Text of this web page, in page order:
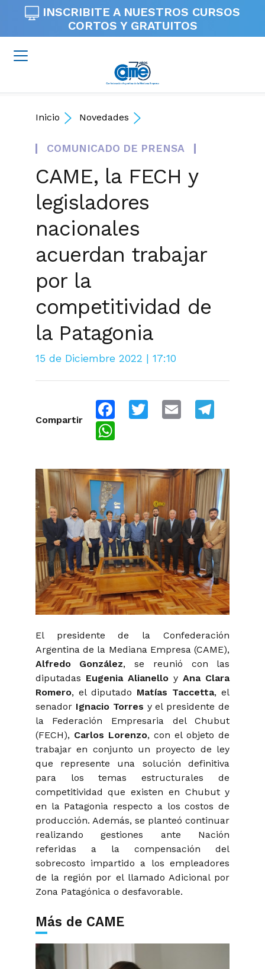
INSCRIBITE A NUESTROS CURSOS
CORTOS Y GRATUITOS
Inicio Novedades
COMUNICADO DE PRENSA
CAME, la FECH y
legisladores
nacionales
acuerdan trabajar
por la
competitividad de
la Patagonia
15 de Diciembre 2022 | 17:10
Compartir
FacebookTwitter Email
El presidente de la Confederación
Argentina de la Mediana Empresa (CAME),
Alfredo González, se reunió con las
diputadas Eugenia AlianelloyAna Clara
Romero, el diputado Matías Taccetta, el
senador Ignacio Torres y el presidente de
la Federación Empresaria del Chubut
(FECH), Carlos Lorenzo, con el objeto de
trabajar en conjunto un proyecto de ley
que represente una solución definitiva
para los temas estructurales de
competitividad que existen en Chubut y
en la Patagonia respecto a los costos de
producción. Además, se planteó continuar
realizando gestiones ante Nación
referidas a la compensación del
sobrecosto impartido a los empleadores
de la región por el llamado Adicional por
Zona Patagónica o desfavorable.
Más de CAME